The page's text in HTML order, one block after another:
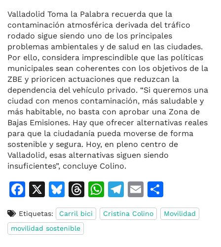
Valladolid Toma la Palabra recuerda que la
contaminación atmosférica derivada del tráfico
rodado sigue siendo uno de los principales
problemas ambientales y de salud en las ciudades.
Por ello, considera imprescindible que las políticas
municipales sean coherentes con los objetivos de la
ZBE y prioricen actuaciones que reduzcan la
dependencia del vehículo privado. “Si queremos una
ciudad con menos contaminación, más saludable y
más habitable, no basta con aprobar una Zona de
Bajas Emisiones. Hay que ofrecer alternativas reales
para que la ciudadanía pueda moverse de forma
sostenible y segura. Hoy, en pleno centro de
Valladolid, esas alternativas siguen siendo
insuficientes”, concluye Colino.
F
c
e
X
Bl
u
e
s
T
h
re
W
h
at
T
el
e
E
m
ai
o
m
Etiquetas: Carril bici Cristina Colino
Movilidad
movilidad sostenible